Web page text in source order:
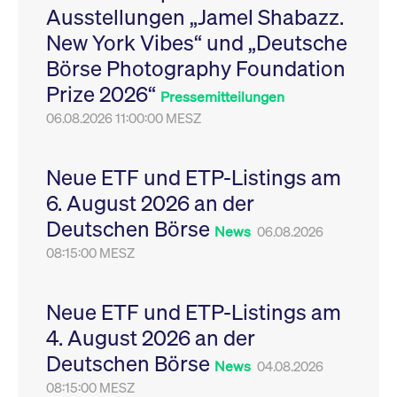
Ausstellungen „Jamel Shabazz.
New York Vibes“ und „Deutsche
Börse Photography Foundation
Prize 2026“ Pressemitteilungen
06.08.2026 11:00:00 MESZ
Neue ETF und ETP-Listings am
6. August 2026 an der
Deutschen Börse News 06.08.2026
08:15:00 MESZ
Neue ETF und ETP-Listings am
4. August 2026 an der
Deutschen Börse News 04.08.2026
08:15:00 MESZ
Leistung der Website
zu messen. Es handelt
sich um ein Muster-
Cookie, bei dem auf
das Präfix _pk_ses
eine kurze Reihe von
VISITOR_PRIVACY_METADATA
YouTube
.youtube.com
6
Monate
Dieses Cookie dient
Speicherung der
Einwilligungs- und
des Nutzers für ihre
Interaktion mit der
Sitzungen geehrt